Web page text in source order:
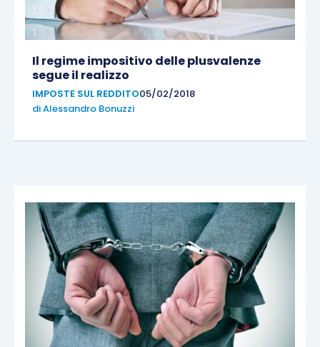
Il regime impositivo delle plusvalenze
segue il realizzo
IMPOSTE SUL REDDITO05/02/2018
diAlessandro Bonuzzi